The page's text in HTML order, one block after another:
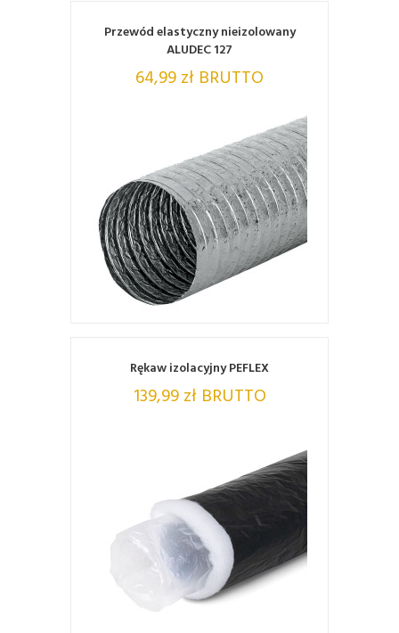
Przewód elastyczny nieizolowany
ALUDEC 127
64,99 zł BRUTTO
ZOBACZ
Rękaw izolacyjny PEFLEX
139,99 zł BRUTTO